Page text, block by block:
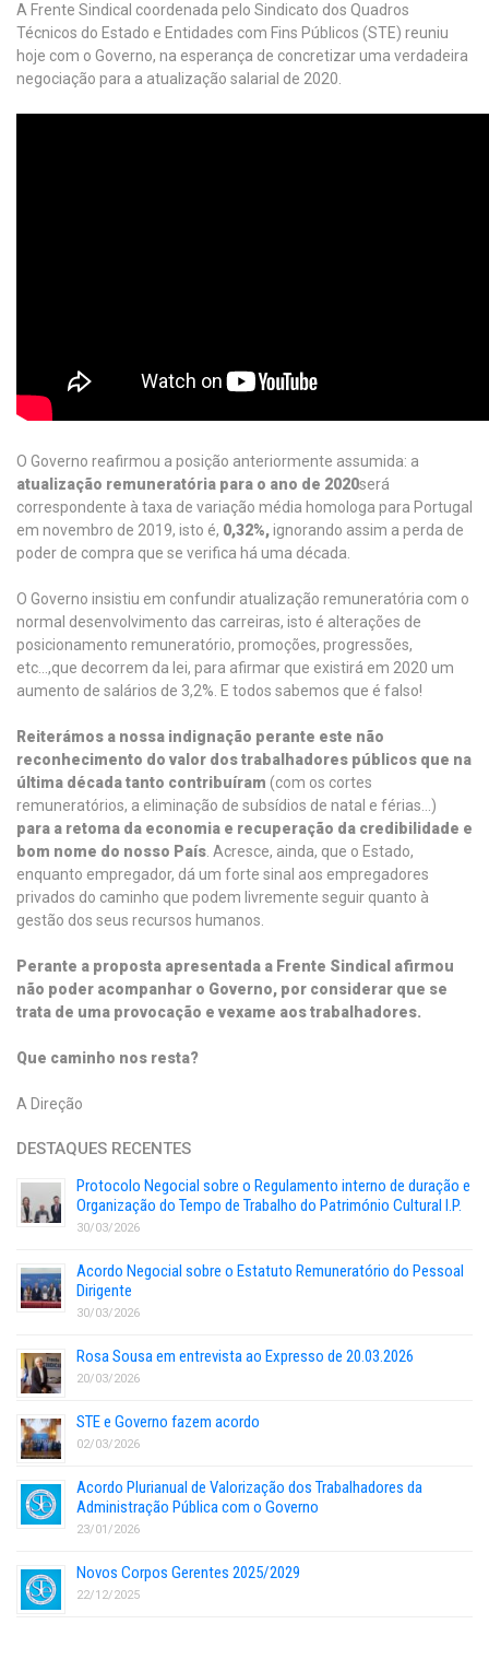
A Frente Sindical coordenada pelo Sindicato dos Quadros
Técnicos do Estado e Entidades com Fins Públicos (STE) reuniu
hoje com o Governo, na esperança de concretizar uma verdadeira
negociação para a atualização salarial de 2020.
O Governo reafirmou a posição anteriormente assumida: a
atualização remuneratória para o ano de 2020será
correspondente à taxa de variação média homologa para Portugal
em novembro de 2019, isto é, 0,32%,ignorando assim a perda de
poder de compra que se verifica há uma década.
O Governo insistiu em confundir atualização remuneratória com o
normal desenvolvimento das carreiras, isto é alterações de
posicionamento remuneratório, promoções, progressões,
etc…,que decorrem da lei, para afirmar que existirá em 2020 um
aumento de salários de 3,2%. E todos sabemos que é falso!
Reiterámos a nossa indignação perante este não
reconhecimento do valor dos trabalhadores públicos que na
última década tanto contribuíram (com os cortes
remuneratórios, a eliminação de subsídios de natal e férias…)
para a retoma da economia e recuperação da credibilidade e
bom nome do nosso País . Acresce, ainda, que o Estado,
enquanto empregador, dá um forte sinal aos empregadores
privados do caminho que podem livremente seguir quanto à
gestão dos seus recursos humanos.
Perante a proposta apresentada a Frente Sindical afirmou
não poder acompanhar o Governo, por considerar que se
trata de uma provocação e vexame aos trabalhadores.
Que caminho nos resta?
A Direção
DESTAQUES RECENTES
Protocolo Negocial sobre o Regulamento interno de duração e
Organização do Tempo de Trabalho do Património Cultural I.P.
30/03/2026
Acordo Negocial sobre o Estatuto Remuneratório do Pessoal
Dirigente
30/03/2026
Rosa Sousa em entrevista ao Expresso de 20.03.2026
20/03/2026
STE e Governo fazem acordo
02/03/2026
Acordo Plurianual de Valorização dos Trabalhadores da
Administração Pública com o Governo
23/01/2026
Novos Corpos Gerentes 2025/2029
22/12/2025